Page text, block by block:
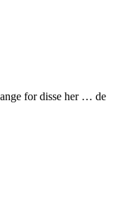
for disse her … de